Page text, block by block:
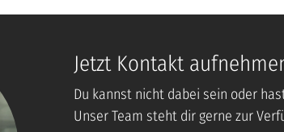
Jetzt Kontakt
Du kannst nicht dabei sein oder
Unser Team steht dir gerne zur